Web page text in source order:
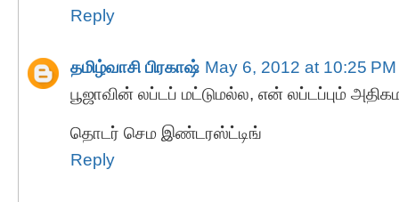
Reply
தமிழ்வாசி பிரகாஷ் May 6, 2012 at 10:25 PM
பூஜாவின் லப்டப் மட்டுமல்ல, என் லப்டப்பும்
தொடர் செம இண்டரஸ்ட்டிங்
Reply